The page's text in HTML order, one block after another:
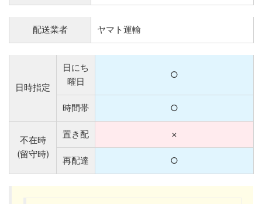
配送業者 ヤマト運輸
日時指定
日にち
曜日
○
時間帯 ○
不在時
(留守時)
置き配 ×
再配達 ○